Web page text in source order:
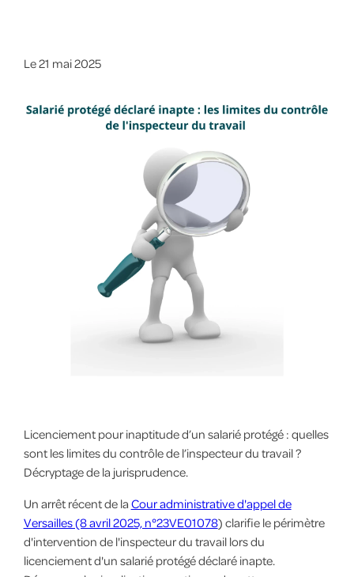
Le21 mai 2025
Licenciement pour inaptitude d’un salarié protégé : quelles
sont les limites du contrôle de l’inspecteur du travail ?
Décryptage de la jurisprudence.
Un arrêt récent de la Cour administrative d'appel de
Versailles (8 avril 2025, n°23VE01078) clarifie le périmètre
d'intervention de l'inspecteur du travail lors du
licenciement d'un salarié protégé déclaré inapte.